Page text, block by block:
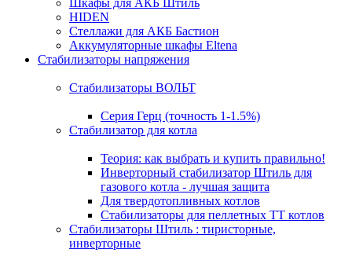
Шкафы для АКБ Штиль
HIDEN
Стеллажи для АКБ Бастион
Аккумуляторные шкафы Eltena
Стабилизаторы напряжения
Стабилизаторы ВОЛЬТ
Серия Герц (точность 1-1.5%)
Стабилизатор для котла
Теория: как выбрать и купить правильно!
Инверторный стабилизатор Штиль для
газового котла - лучшая защита
Для твердотопливных котлов
Стабилизаторы для пеллетных ТТ котлов
Стабилизаторы Штиль : тиристорные,
инверторные